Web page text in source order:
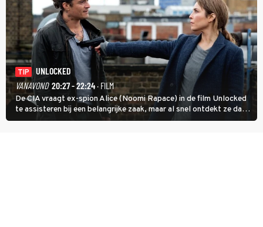
TIP
UNLOCKED
VANAVOND 20:27 - 22:24· FILM
De CIA vraagt ex-spion Alice (Noomi Rapace) in de film Unlocked
te assisteren bij een belangrijke zaak, maar al snel ontdekt ze dat
degene die haar aanstelde kwade bedoelingen heeft.